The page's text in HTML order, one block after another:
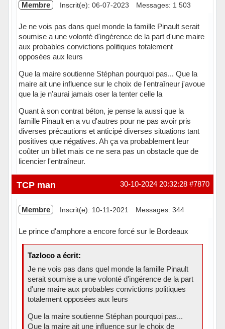
Membre Inscrit(e): 06-07-2023 Messages: 1 503
Je ne vois pas dans quel monde la famille Pinault serait
soumise a une volonté d'ingérence de la part d'une maire
aux probables convictions politiques totalement
opposées aux leurs
Que la maire soutienne Stéphan pourquoi pas... Que la
maire ait une influence sur le choix de l'entraîneur j'avoue
que la je n'aurai jamais oser la tenter celle la
Quant à son contrat béton, je pense la aussi que la
famille Pinault en a vu d'autres pour ne pas avoir pris
diverses précautions et anticipé diverses situations tant
positives que négatives. Ah ça va probablement leur
coûter un billet mais ce ne sera pas un obstacle que de
licencier l'entraîneur.
Hors ligne #7870
30-10-2024 20:32:28
TCP man
Membre Inscrit(e): 10-11-2021 Messages: 344
Le prince d'amphore a encore forcé sur le Bordeaux
Tazloco a écrit:
Je ne vois pas dans quel monde la famille Pinault
serait soumise a une volonté d'ingérence de la part
d'une maire aux probables convictions politiques
totalement opposées aux leurs
Que la maire soutienne Stéphan pourquoi pas...
Que la maire ait une influence sur le choix de